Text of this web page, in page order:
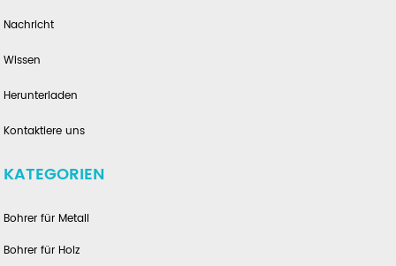
Nachricht
Wissen
Herunterladen
Kontaktiere uns
KATEGORIEN
Bohrer für Metall
Bohrer für Holz